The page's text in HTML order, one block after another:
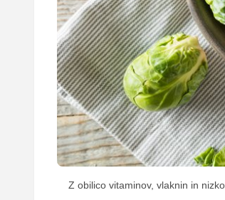
Z obilico vitaminov, vlaknin in